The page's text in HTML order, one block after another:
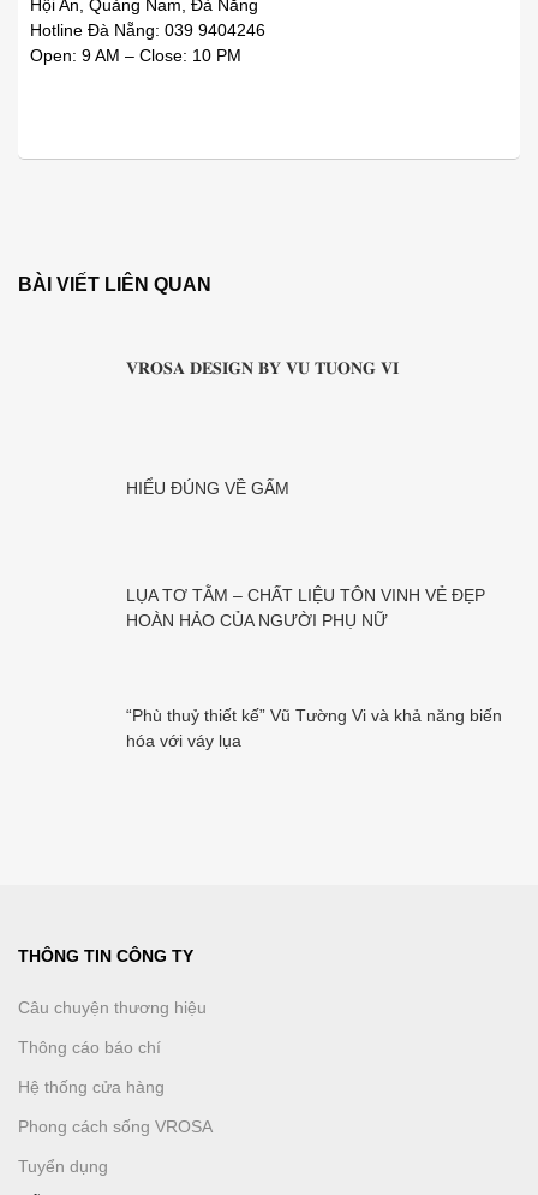
Hội An, Quảng Nam, Đà Nẵng
Hotline Đà Nẵng: 039 9404246
Open: 9 AM – Close: 10 PM
BÀI VIẾT LIÊN QUAN
𝐕𝐑𝐎𝐒𝐀 𝐃𝐄𝐒𝐈𝐆𝐍 𝐁𝐘 𝐕𝐔 𝐓𝐔𝐎𝐍𝐆 𝐕𝐈
HIỂU ĐÚNG VỀ GẤM
LỤA TƠ TẰM – CHẤT LIỆU TÔN VINH VẺ ĐẸP
HOÀN HẢO CỦA NGƯỜI PHỤ NỮ
“Phù thuỷ thiết kế” Vũ Tường Vi và khả năng biến
hóa với váy lụa
THÔNG TIN CÔNG TY
Câu chuyện thương hiệu
Thông cáo báo chí
Hệ thống cửa hàng
Phong cách sống VROSA
Tuyển dụng